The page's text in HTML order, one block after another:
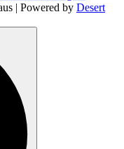
| Powered by Desert